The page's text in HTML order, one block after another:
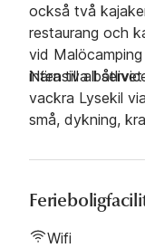
också två
restaurang och
vid
intensiva
Nära till all
vackra Lysekil
små, dykning,
Wifi